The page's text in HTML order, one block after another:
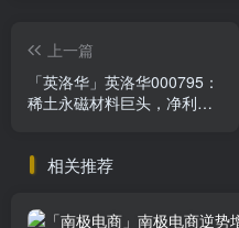
上一篇
「英洛华」英洛华000795：
稀土永磁材料巨头，净利润
相关推荐